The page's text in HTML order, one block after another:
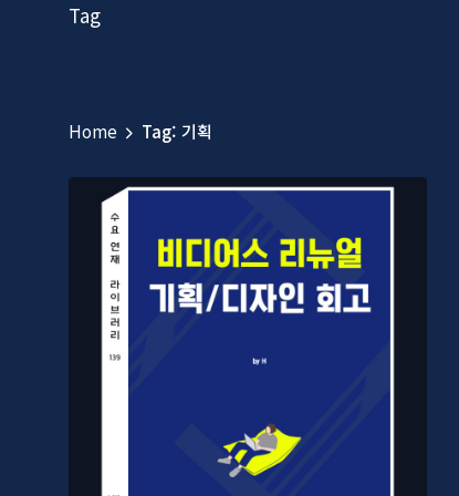
Tag
Home Tag: 기획